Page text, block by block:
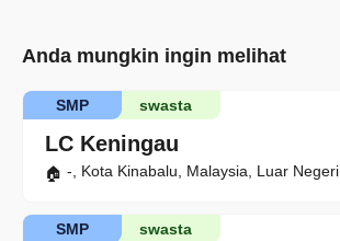
Anda mungkin ingin melihat
LC Keningau
swasta
SMP
-, Kota Kinabalu, Malaysia, Luar Negeri
swasta
SMP